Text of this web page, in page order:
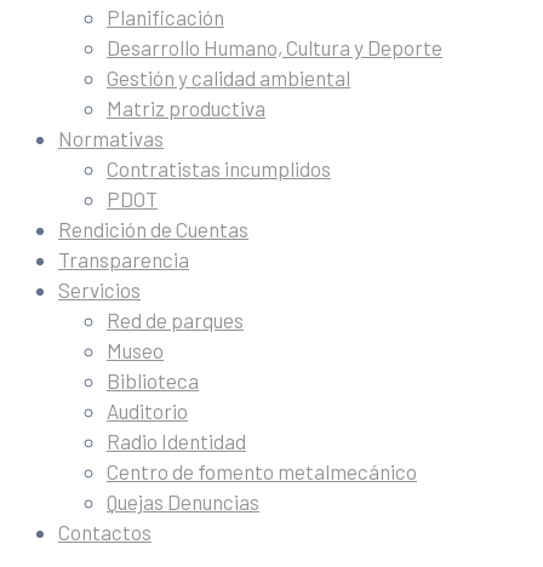
Planificación
Desarrollo Humano, Cultura y Deporte
Gestión y calidad ambiental
Matriz productiva
Normativas
Contratistas incumplidos
PDOT
Rendición de Cuentas
Transparencia
Servicios
Red de parques
Museo
Biblioteca
Auditorio
Radio Identidad
Centro de fomento metalmecánico
Quejas Denuncias
Contactos